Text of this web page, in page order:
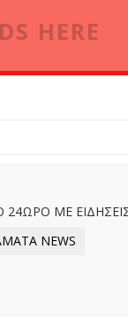
HERE
ΜΕ
NEWS